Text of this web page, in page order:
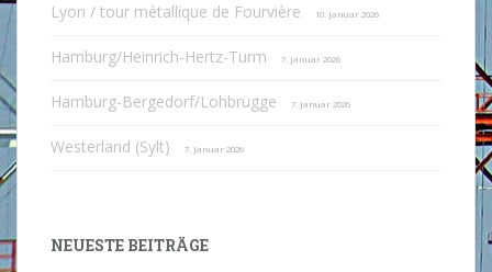
Lyon / tour métallique de Fourvière 10. Januar 2026
Hamburg/Heinrich-Hertz-Turm 7. Januar 2026
Hamburg-Bergedorf/Lohbrügge 7. Januar 2026
Westerland (Sylt) 7. Januar 2026
NEUESTE BEITRÄGE